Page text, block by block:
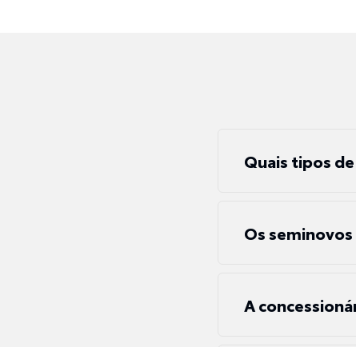
Quais tipos
Os
A